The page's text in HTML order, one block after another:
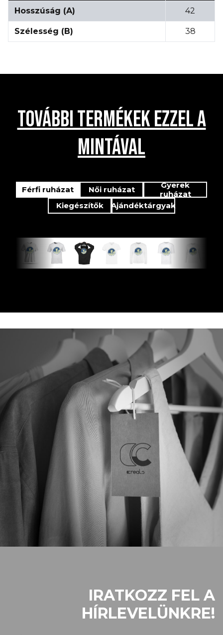
Hosszúság (A) 42
Szélesség (B) 38
TOVÁBBI TERMÉKEK EZZEL A
MINTÁVAL
Férfi ruházat Női ruházat
Gyerek
ruházat
Kiegészítők
Ajándéktárgyak
IRATKOZZ FEL A
HÍRLEVELÜNKRE!